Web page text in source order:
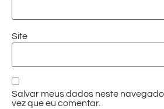
Site
Salvar meus dados neste
vez que eu comentar.